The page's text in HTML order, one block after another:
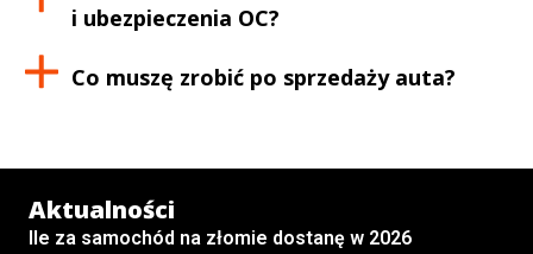
i ubezpieczenia OC?
Co muszę zrobić po sprzedaży auta?
Aktualności
Ile za samochód na złomie dostanę w 2026